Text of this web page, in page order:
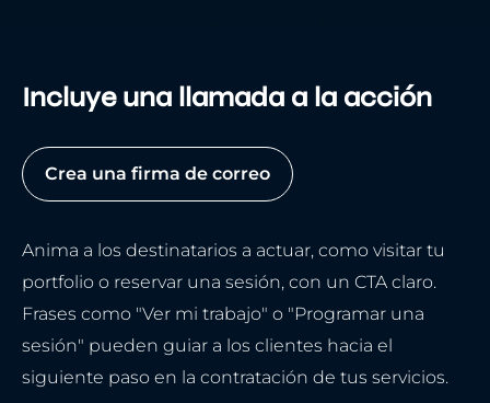
Incluye una llamada a la acción
Crea una firma de correo
Anima a los destinatarios a actuar, como visitar tu
portfolio o reservar una sesión, con un CTA claro.
Frases como "Ver mi trabajo" o "Programar una
sesión" pueden guiar a los clientes hacia el
siguiente paso en la contratación de tus servicios.